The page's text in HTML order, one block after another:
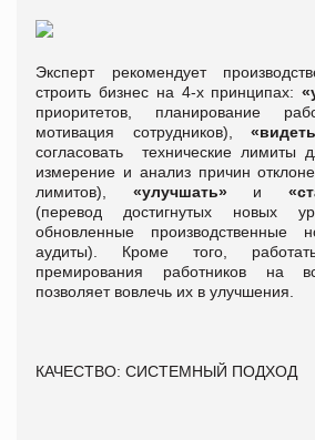
Эксперт рекомендует
строить бизнес на 4-х принципах:
приоритетов, планирование
мотивация сотрудников),
согласовать технические лимиты
измерение и анализ причин
лимитов), «улучшать» и
(перевод достигнутых новых
обновленные производственные
аудиты). Кроме того,
премирования работников на
позволяет вовлечь их в улучшения.
КАЧЕСТВО: СИСТЕМНЫЙ ПОДХОД